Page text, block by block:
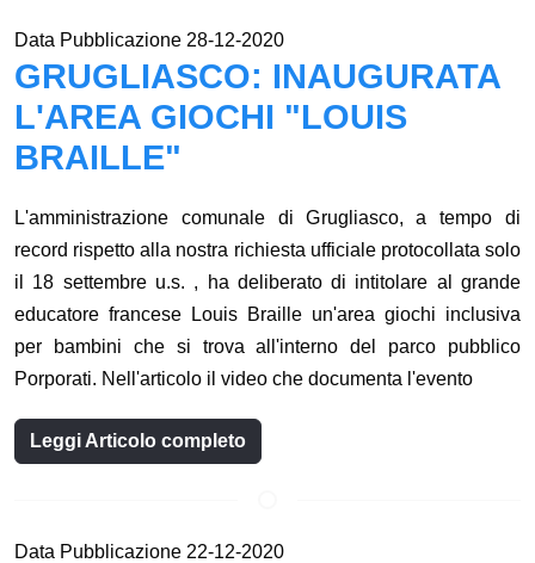
Data Pubblicazione 28-12-2020
GRUGLIASCO: INAUGURATA
L'AREA GIOCHI "LOUIS
BRAILLE"
L'amministrazione comunale di Grugliasco, a tempo di
record rispetto alla nostra richiesta ufficiale protocollata solo
il 18 settembre u.s. , ha deliberato di intitolare al grande
educatore francese Louis Braille un'area giochi inclusiva
per bambini che si trova all'interno del parco pubblico
Porporati. Nell'articolo il video che documenta l'evento
Leggi Articolo completo
Data Pubblicazione 22-12-2020